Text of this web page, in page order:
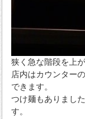
狭く急な階段を上
店内はカウンター
できます。
つけ麺もありまし
す。